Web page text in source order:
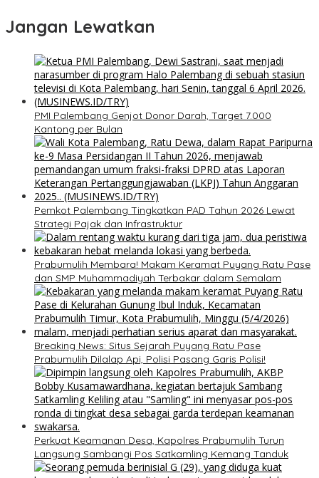
Jangan Lewatkan
PMI Palembang Genjot Donor Darah, Target 7.000
Kantong per Bulan
Pemkot Palembang Tingkatkan PAD Tahun 2026 Lewat
Strategi Pajak dan Infrastruktur
Prabumulih Membara! Makam Keramat Puyang Ratu Pase
dan SMP Muhammadiyah Terbakar dalam Semalam
Breaking News: Situs Sejarah Puyang Ratu Pase
Prabumulih Dilalap Api, Polisi Pasang Garis Polisi!
Perkuat Keamanan Desa, Kapolres Prabumulih Turun
Langsung Sambangi Pos Satkamling Kemang Tanduk